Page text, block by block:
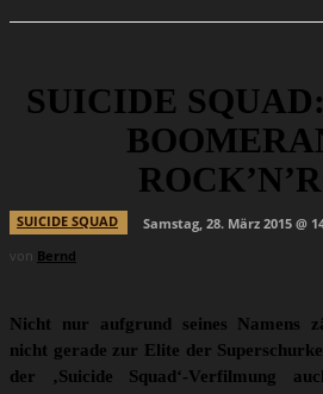
SUICIDE
SUICIDE SQUAD
Samstag, 28. März 2015 @
von Bernd
Nicht nur aufgrund seines Namens
nicht gerade zur Elite der
der ‚Suicide Squad‘-Verfilmung